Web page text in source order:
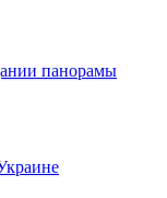
панорамы